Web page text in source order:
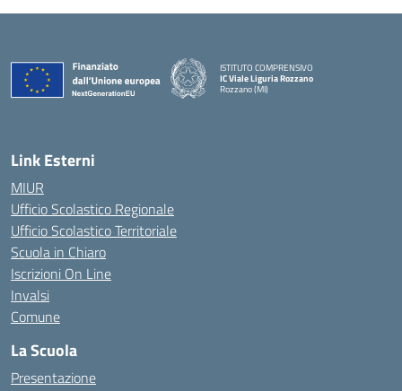
ISTITUTO COMPRENSIVO
IC Viale Liguria Rozzano
Rozzano (MI)
Link Esterni
MIUR
Ufficio Scolastico Regionale
Ufficio Scolastico Territoriale
Scuola in Chiaro
Iscrizioni On Line
Invalsi
Comune
La Scuola
Presentazione